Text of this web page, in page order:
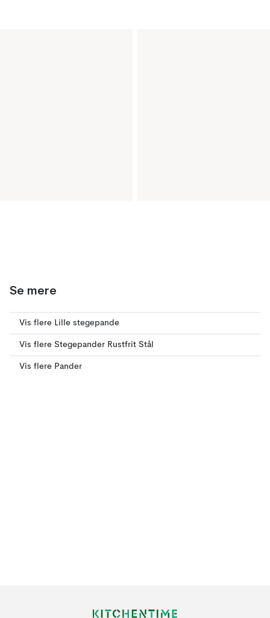
Se mere
Vis flere Lille stegepande
Vis flere Stegepander Rustfrit Stål
Vis flere Pander